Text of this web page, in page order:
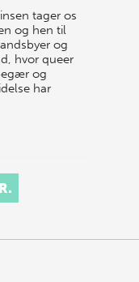
tager os
og hen til
og
hvor queer
og
har